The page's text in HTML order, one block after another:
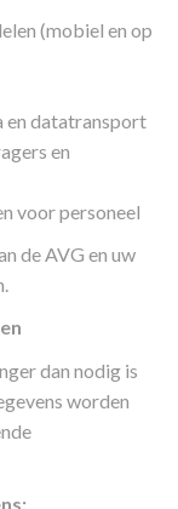
(mobiel en op
en datatransport
en
voor personeel
de AVG en uw
dan nodig is
worden